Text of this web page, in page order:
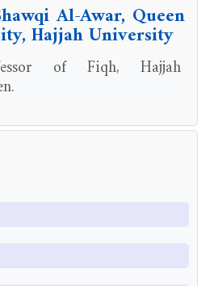
Al-Awar, Queen
Hajjah University
of Fiqh, Hajjah